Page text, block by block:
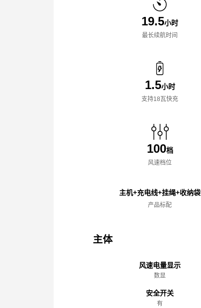
19.5小时
最长续航时间
1.5小时
支持18瓦快充
100档
风速档位
主机+充电线+挂绳+收纳袋
产品标配
主体
风速电量显示
数显
安全开关
有